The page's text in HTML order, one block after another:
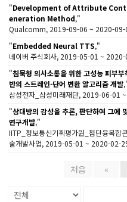
"Development of Attribute
eneration Method,"
Qualcomm, 2019-09-06 ~ 2020-09-
"Embedded Neural TTS,"
네이버 주식회사, 2019-05-01 ~
"침묵형 의사소통을 위한 고성능 피부
반의 스트레인-단어 변환 알고리즘 개발
삼성전자_삼성미래재단, 2019-06-01
"상대방의 감성을 추론, 판단하여 그에
연구개발,"
IITP_정보통신기획평가원_첨단융복합
술개발사업, 2019-05-01 ~ 2020-02-
처음 «